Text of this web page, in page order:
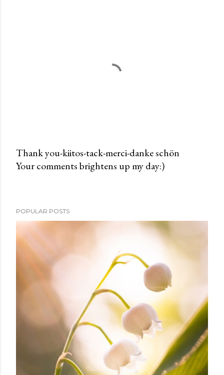
P
a
C
o
m
Thank you-kiitos-tack-merci-danke schön
Your comments brightens up my day:)
POPULAR POSTS